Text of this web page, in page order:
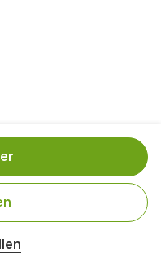
product
verkopen wij geen